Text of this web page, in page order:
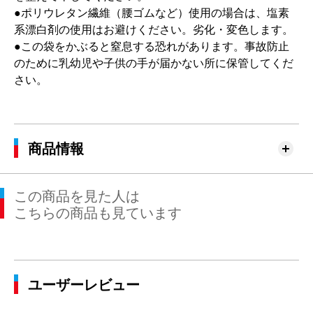
●ポリウレタン繊維（腰ゴムなど）使用の場合は、塩素
系漂白剤の使用はお避けください。劣化・変色します。
●この袋をかぶると窒息する恐れがあります。事故防止
のために乳幼児や子供の手が届かない所に保管してくだ
さい。
商品情報
この商品を見た人は
こちらの商品も見ています
ユーザーレビュー